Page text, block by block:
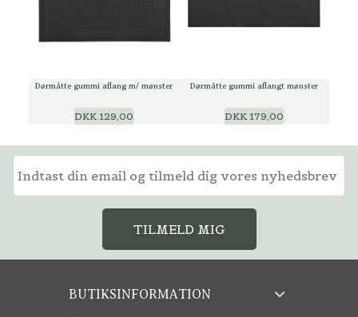
Dørmåtte gummi aflang m/ mønster
DKK 129,00
Dørmåtte gummi aflangt mønster
DKK 179,00
TILMELD MIG
BUTIKSINFORMATION